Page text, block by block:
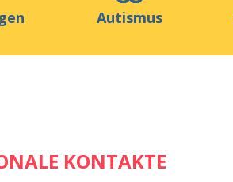
Autismus
KONTAKTE